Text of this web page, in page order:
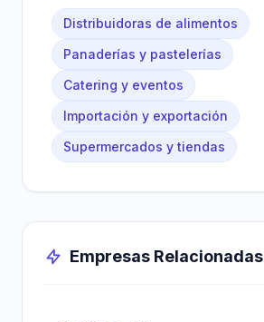
Distribuidoras de alimentos
Panaderías y pastelerías
Catering y eventos
Importación y exportación
Supermercados y tiendas
Empresas Relacionadas